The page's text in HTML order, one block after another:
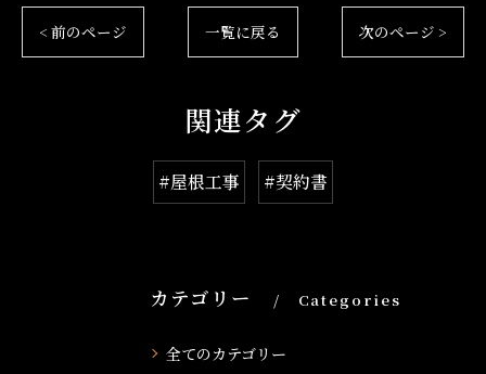
< 前のページ 一覧に戻る 次のページ >
関連タグ
#屋根工事 #契約書
カテゴリー Categories
全てのカテゴリー